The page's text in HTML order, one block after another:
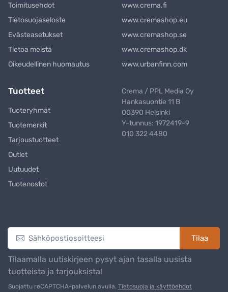
Toimitusehdot
Tietosuojaseloste
Evästeasetukset
Tietoa meistä
Oikeudellinen huomautus
www.crema.fi
www.cremashop.eu
www.cremashop.se
www.cremashop.dk
www.urbanfinn.com
Tuotteet
Tuoteryhmät
Tuotemerkit
Tarjoustuotteet
Outlet
Uutuudet
Tuotenostot
Crema / PPL Media Oy
Hankasuontie 11 B
00390 Helsinki
Y-tunnus: 1972419-9
010 322 4480
Tilaa
Tilaamalla uutiskirjeen pysyt ajan tasalla uusista
tuotteista ja tarjouksista!
Suojattu reCAPTCHA-palvelun avulla. Tietosuoja ja käyttöehdot